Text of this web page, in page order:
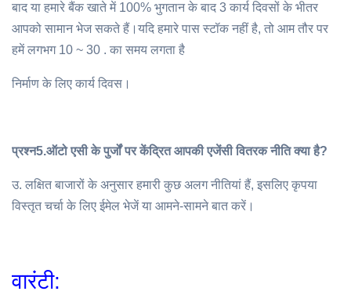
बाद या हमारे बैंक खाते में 100% भुगतान के बाद 3 कार्य दिवसों के भीतर
आपको सामान भेज सकते हैं।यदि हमारे पास स्टॉक नहीं है, तो आम तौर पर
हमें लगभग 10 ~ 30 . का समय लगता है
निर्माण के लिए कार्य दिवस।
प्रश्न5.ऑटो एसी के पुर्जों पर केंद्रित आपकी एजेंसी वितरक नीति क्या है?
उ. लक्षित बाजारों के अनुसार हमारी कुछ अलग नीतियां हैं, इसलिए कृपया
विस्तृत चर्चा के लिए ईमेल भेजें या आमने-सामने बात करें।
वारंटी: